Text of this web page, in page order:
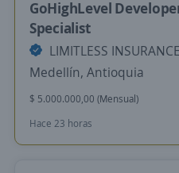
GoHighLevel
Specialist
LIMITLESS
Medellín, Antioquia
$ 5.000.000,00 (Mensual)
Hace 23 horas